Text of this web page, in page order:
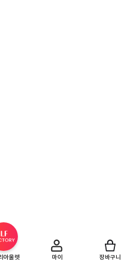
아울렛 마이 장바구니